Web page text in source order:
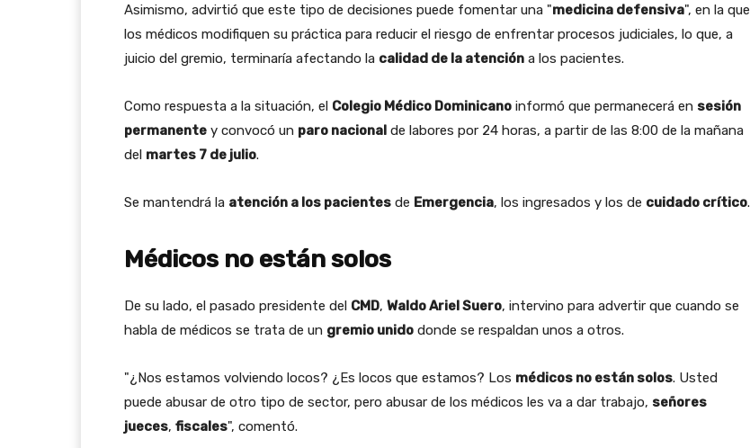
Asimismo, advirtió que este tipo de decisiones puede fomentar una "medicina defensiva", en la que
los médicos modifiquen su práctica para reducir el riesgo de enfrentar procesos judiciales, lo que, a
juicio del gremio, terminaría afectando la calidad de la atención a los pacientes.
Como respuesta a la situación, el Colegio Médico Dominicano informó que permanecerá en sesión
permanente y convocó un paro nacional de labores por 24 horas, a partir de las 8:00 de la mañana
del martes 7 de julio.
Se mantendrá la atención a los pacientes de Emergencia, los ingresados y los de cuidado crítico.
Médicos no están solos
De su lado, el pasado presidente del CMD, Waldo Ariel Suero, intervino para advertir que cuando se
habla de médicos se trata de un gremio unido donde se respaldan unos a otros.
"¿Nos estamos volviendo locos? ¿Es locos que estamos? Los médicos no están solos. Usted
puede abusar de otro tipo de sector, pero abusar de los médicos les va a dar trabajo, señores
jueces, fiscales", comentó.